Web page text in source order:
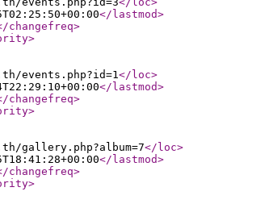
</lastmod>
changefreq>
>
events.php?id=1</loc>
</lastmod>
changefreq>
>
gallery.php?album=7</loc>
</lastmod>
changefreq>
>